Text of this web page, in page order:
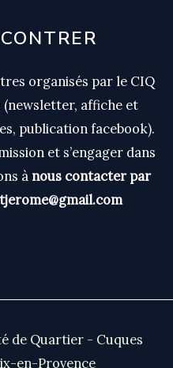
organisés par le CIQ
affiche et
publication facebook).
et s’engager dans
ànous contacter par
de Quartier - Cuques
en-Provence